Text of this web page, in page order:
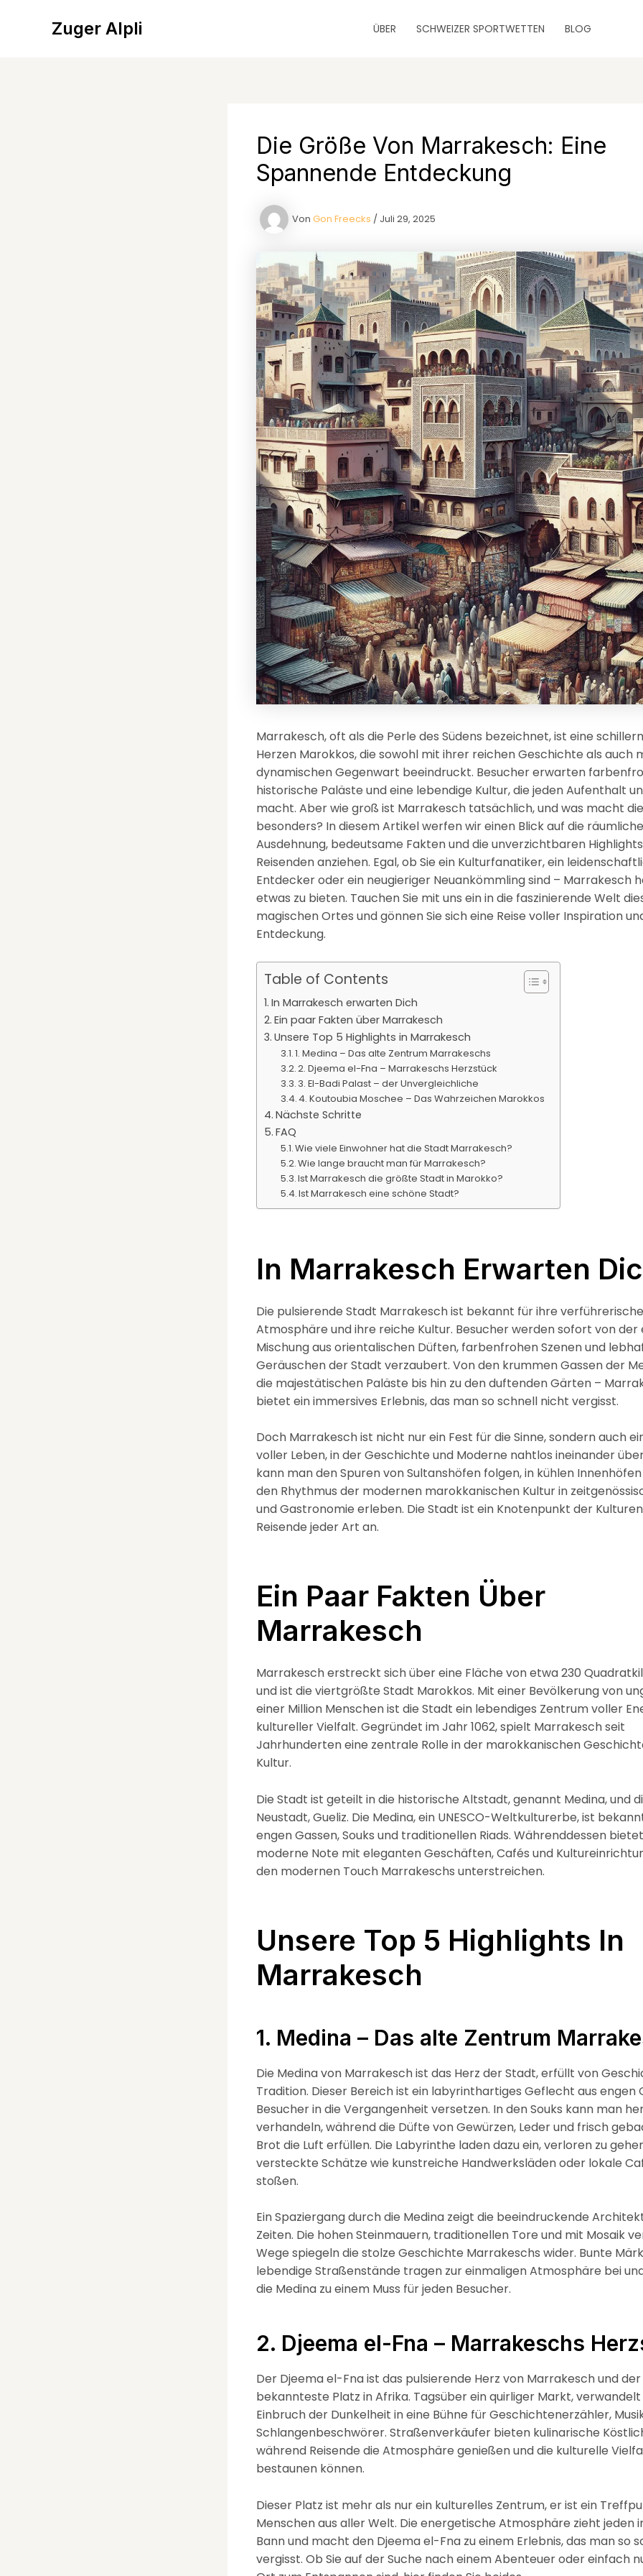
Zuger Alpli ÜBER SCHWEIZER SPORTWETTEN BLOG
Die Größe Von Marrakesch: Eine
Spannende Entdeckung
Von Gon Freecks / Juli 29, 2025
Marrakesch, oft als die Perle des Südens bezeichnet, ist eine
Herzen Marokkos, die sowohl mit ihrer reichen Geschichte als auch
dynamischen Gegenwart beeindruckt. Besucher erwarten
historische Paläste und eine lebendige Kultur, die jeden Aufenthalt
macht. Aber wie groß ist Marrakesch tatsächlich, und was macht
besonders? In diesem Artikel werfen wir einen Blick auf die räumliche
Ausdehnung, bedeutsame Fakten und die unverzichtbaren
Reisenden anziehen. Egal, ob Sie ein Kulturfanatiker, ein
Entdecker oder ein neugieriger Neuankömmling sind – Marrakesch
etwas zu bieten. Tauchen Sie mit uns ein in die faszinierende Welt
magischen Ortes und gönnen Sie sich eine Reise voller Inspiration
Entdeckung.
Table of Contents
In Marrakesch erwarten Dich
Ein paar Fakten über Marrakesch
Unsere Top 5 Highlights in Marrakesch
1. Medina – Das alte Zentrum Marrakeschs
2. Djeema el-Fna – Marrakeschs Herzstück
3. El-Badi Palast – der Unvergleichliche
4. Koutoubia Moschee – Das Wahrzeichen Marokkos
Nächste Schritte
FAQ
Wie viele Einwohner hat die Stadt Marrakesch?
Wie lange braucht man für Marrakesch?
Ist Marrakesch die größte Stadt in Marokko?
Ist Marrakesch eine schöne Stadt?
In Marrakesch Erwarten
Die pulsierende Stadt Marrakesch ist bekannt für ihre verführerische
Atmosphäre und ihre reiche Kultur. Besucher werden sofort von der
Mischung aus orientalischen Düften, farbenfrohen Szenen und
Geräuschen der Stadt verzaubert. Von den krummen Gassen der
die majestätischen Paläste bis hin zu den duftenden Gärten –
bietet ein immersives Erlebnis, das man so schnell nicht vergisst.
Doch Marrakesch ist nicht nur ein Fest für die Sinne, sondern auch
voller Leben, in der Geschichte und Moderne nahtlos ineinander
kann man den Spuren von Sultanshöfen folgen, in kühlen
den Rhythmus der modernen marokkanischen Kultur in
und Gastronomie erleben. Die Stadt ist ein Knotenpunkt der
Reisende jeder Art an.
Ein Paar Fakten Über
Marrakesch
Marrakesch erstreckt sich über eine Fläche von etwa 230
und ist die viertgrößte Stadt Marokkos. Mit einer Bevölkerung von
einer Million Menschen ist die Stadt ein lebendiges Zentrum voller
kultureller Vielfalt. Gegründet im Jahr 1062, spielt Marrakesch seit
Jahrhunderten eine zentrale Rolle in der marokkanischen
Kultur.
Die Stadt ist geteilt in die historische Altstadt, genannt Medina, und
Neustadt, Gueliz. Die Medina, ein UNESCO-Weltkulturerbe, ist
engen Gassen, Souks und traditionellen Riads. Währenddessen
moderne Note mit eleganten Geschäften, Cafés und
den modernen Touch Marrakeschs unterstreichen.
Unsere Top 5 Highlights In
Marrakesch
1. Medina – Das alte Zentrum
Die Medina von Marrakesch ist das Herz der Stadt, erfüllt von
Tradition. Dieser Bereich ist ein labyrinthartiges Geflecht aus engen
Besucher in die Vergangenheit versetzen. In den Souks kann man
verhandeln, während die Düfte von Gewürzen, Leder und frisch
Brot die Luft erfüllen. Die Labyrinthe laden dazu ein, verloren zu
versteckte Schätze wie kunstreiche Handwerksläden oder lokale
stoßen.
Ein Spaziergang durch die Medina zeigt die beeindruckende
Zeiten. Die hohen Steinmauern, traditionellen Tore und mit Mosaik
Wege spiegeln die stolze Geschichte Marrakeschs wider. Bunte
lebendige Straßenstände tragen zur einmaligen Atmosphäre bei
die Medina zu einem Muss für jeden Besucher.
2. Djeema el-Fna – Marrakeschs
Der Djeema el-Fna ist das pulsierende Herz von Marrakesch und
bekannteste Platz in Afrika. Tagsüber ein quirliger Markt,
Einbruch der Dunkelheit in eine Bühne für Geschichtenerzähler,
Schlangenbeschwörer. Straßenverkäufer bieten kulinarische
während Reisende die Atmosphäre genießen und die kulturelle
bestaunen können.
Dieser Platz ist mehr als nur ein kulturelles Zentrum, er ist ein
Menschen aus aller Welt. Die energetische Atmosphäre zieht jeden
Bann und macht den Djeema el-Fna zu einem Erlebnis, das man so
vergisst. Ob Sie auf der Suche nach einem Abenteuer oder einfach